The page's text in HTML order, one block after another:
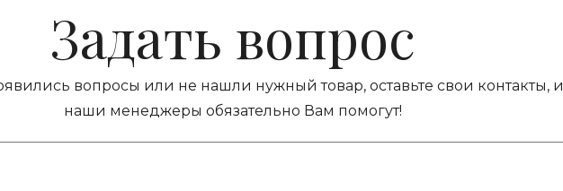
Задать вопрос
вопросы или не нашли нужный товар, оставьте свои контакты, и
наши менеджеры обязательно Вам помогут!